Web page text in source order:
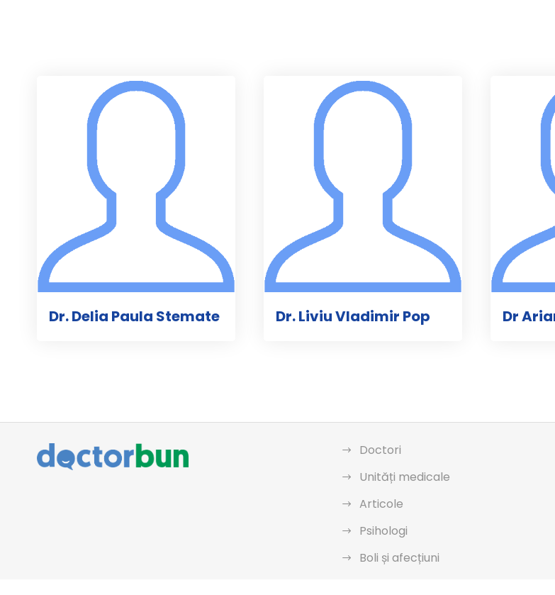
Dr. Delia Paula Stemate Dr. Liviu Vladimir Pop Dr
Doctori
Unități medicale
Articole
Psihologi
Boli și afecțiuni